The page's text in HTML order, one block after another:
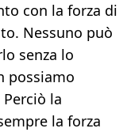
con la forza di
Nessuno può
senza lo
possiamo
la
la forza